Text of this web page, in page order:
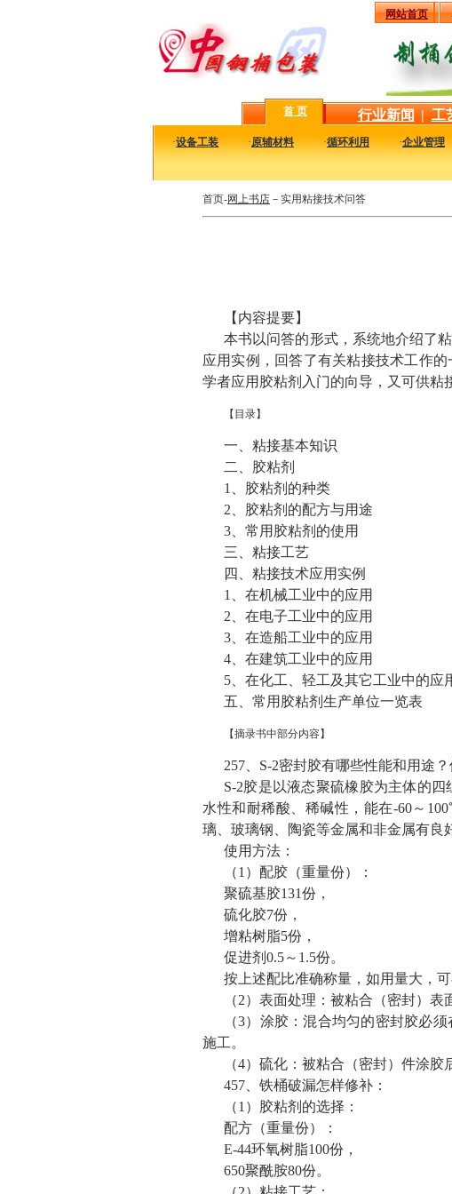
网站首页
首 页
行业新闻 | 工
·设备工装 ·原辅材料 ·循环利用 ·企业管理
首页-网上书店 －实用粘接技术问答
【内容提要】
本书以问答的形式，系统地介绍了
应用实例，回答了有关粘接技术工作
学者应用胶粘剂入门的向导，又可供粘
【目录】
一、粘接基本知识
二、胶粘剂
1、胶粘剂的种类
2、胶粘剂的配方与用途
3、常用胶粘剂的使用
三、粘接工艺
四、粘接技术应用实例
1、在机械工业中的应用
2、在电子工业中的应用
3、在造船工业中的应用
4、在建筑工业中的应用
5、在化工、轻工及其它工业中的应
五、常用胶粘剂生产单位一览表
【摘录书中部分内容】
257、S-2密封胶有哪些性能和用途
S-2胶是以液态聚硫橡胶为主体的
水性和耐稀酸、稀碱性，能在-60～
璃、玻璃钢、陶瓷等金属和非金属有良
使用方法：
（1）配胶（重量份）：
聚硫基胶131份，
硫化胶7份，
增粘树脂5份，
促进剂0.5～1.5份。
按上述配比准确称量，如用量大，
（2）表面处理：被粘合（密封）
（3）涂胶：混合均匀的密封胶必
施工。
（4）硫化：被粘合（密封）件涂
457、铁桶破漏怎样修补：
（1）胶粘剂的选择：
配方（重量份）：
E-44环氧树脂100份，
650聚酰胺80份。